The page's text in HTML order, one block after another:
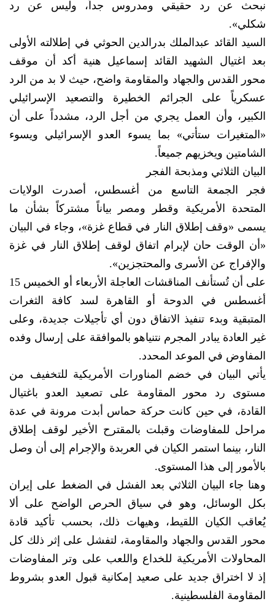
نبحث عن رد حقيقي ومدروس جداً، وليس عن رد
شكلي».
السيد القائد عبدالملك بدرالدين الحوثي في إطلالته الأولى
بعد اغتيال الشهيد القائد إسماعيل هنية أكد أن موقف
محور القدس والجهاد والمقاومة واضح، حيث لا بد من الرد
عسكرياً على الجرائم الخطيرة والتصعيد الإسرائيلي
الكبير، وأن العمل يجري من أجل الرد، مشدداً على أن
«المتغيرات ستأتي» بما يسوء العدو الإسرائيلي ويسوء
الشامتين ويخزيهم جميعاً.
البيان الثلاثي ومذبحة الفجر
فجر الجمعة التاسع من أغسطس، أصدرت الولايات
المتحدة الأمريكية وقطر ومصر بياناً مشتركاً بشأن ما
يسمى «وقف إطلاق النار في قطاع غزة»، وجاء في البيان
«أن الوقت حان لإبرام اتفاق لوقف إطلاق النار في غزة
والإفراج عن الأسرى والمحتجزين».
على أن تُستأنف المناقشات العاجلة الأربعاء أو الخميس 15
أغسطس في الدوحة أو القاهرة لسد كافة الثغرات
المتبقية وبدء تنفيذ الاتفاق دون أي تأجيلات جديدة، وعلى
غير العادة يبادر المجرم نتنياهو بالموافقة على إرسال وفده
المفاوض في الموعد المحدد.
يأتي البيان في خضم المناورات الأمريكية للتخفيف من
مستوى رد محور المقاومة على تصعيد العدو باغتيال
القادة، في حين كانت حركة حماس أبدت مرونة في عدة
مراحل للمفاوضات وقبلت بالمقترح الأخير لوقف إطلاق
النار، بينما استمر الكيان في العربدة والإجرام إلى أن وصل
بالأمور إلى هذا المستوى.
وهنا جاء البيان الثلاثي بعد الفشل في الضغط على إيران
بكل الوسائل، وهو في سياق الحرص الواضح على ألا
يُعاقب الكيان اللقيط، وهيهات ذلك، بحسب تأكيد قادة
محور القدس والجهاد والمقاومة، لتفشل على إثر ذلك كل
المحاولات الأمريكية للخداع واللعب على وتر المفاوضات
إذ لا اختراق جديد على صعيد إمكانية قبول العدو بشروط
المقاومة الفلسطينية.